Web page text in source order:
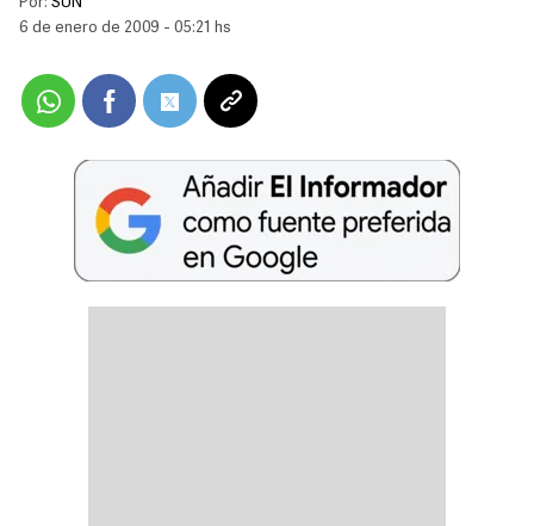
6 de enero de 2009 - 05:21 hs